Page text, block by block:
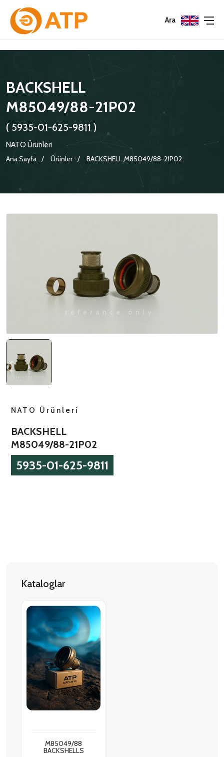
Ara
BACKSHELL
M85049/88-21P02
( 5935-01-625-9811 )
NATO Ürünleri
Ana Sayfa
Ürünler BACKSHELL,M85049/88-21P02
NATO Ürünleri
BACKSHELL
M85049/88-21P02
5935-01-625-9811
Kataloglar
M85049/88
BACKSHELLS
Menu
KATALOGLAR
SERTIFIKALAR
POLITIKALARIMIZ
Menu
ÇEVRE YÖNETIM POLITIKASI
BILGI GÜVENLIĞI POLITIKASI
Menu
KONNEKTÖRLER
ADAPTÖRLER
KORUMA KAPAKLARI
KRIMP KONTAKLAR